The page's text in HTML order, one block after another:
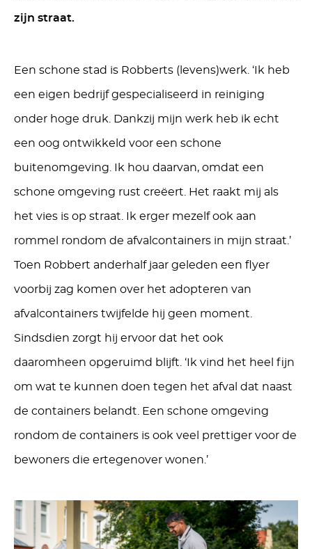
zijn straat.
Een schone stad is Robberts (levens)werk. ‘Ik heb
een eigen bedrijf gespecialiseerd in reiniging
onder hoge druk. Dankzij mijn werk heb ik echt
een oog ontwikkeld voor een schone
buitenomgeving. Ik hou daarvan, omdat een
schone omgeving rust creëert. Het raakt mij als
het vies is op straat. Ik erger mezelf ook aan
rommel rondom de afvalcontainers in mijn straat.’
Toen Robbert anderhalf jaar geleden een flyer
voorbij zag komen over het adopteren van
afvalcontainers twijfelde hij geen moment.
Sindsdien zorgt hij ervoor dat het ook
daaromheen opgeruimd blijft. ‘Ik vind het heel fijn
om wat te kunnen doen tegen het afval dat naast
de containers belandt. Een schone omgeving
rondom de containers is ook veel prettiger voor de
bewoners die ertegenover wonen.’